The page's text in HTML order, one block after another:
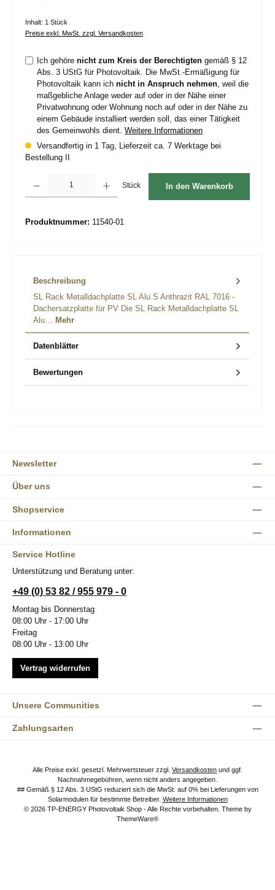
Inhalt: 1 Stück
Preise exkl. MwSt. zzgl. Versandkosten
Ich gehörenicht zum Kreis der Berechtigten gemäß § 12
Abs. 3 UStG für Photovoltaik. Die MwSt.-Ermäßigung für
Photovoltaik kann ichnicht in Anspruch nehmen , weil die
maßgebliche Anlage weder auf oder in der Nähe einer
Privatwohnung oder Wohnung noch auf oder in der Nähe zu
einem Gebäude installiert werden soll, das einer Tätigkeit
des Gemeinwohls dient.Weitere Informationen
Versandfertig in 1 Tag, Lieferzeit ca. 7 Werktage bei
Bestellung II
Stück In den Warenkorb
Produktnummer: 11540-01
Beschreibung
SL Rack Metalldachplatte SL Alu S Anthrazit RAL 7016 -
Dachersatzplatte für PV Die SL Rack Metalldachplatte SL
Alu… Mehr
Datenblätter
Bewertungen
Newsletter
Über uns
Shopservice
Informationen
Service Hotline
Unterstützung und Beratung unter:
+49 (0) 53 82 / 955 979 - 0
Montag bis Donnerstag
08:00 Uhr - 17:00 Uhr
Freitag
08:00 Uhr - 13:00 Uhr
Vertrag widerrufen
Unsere Communities
Zahlungsarten
Alle Preise exkl. gesetzl. Mehrwertsteuer zzgl. Versandkosten und ggf.
Nachnahmegebühren, wenn nicht anders angegeben.
## Gemäß § 12 Abs. 3 UStG reduziert sich die MwSt. auf 0% bei Lieferungen von
Solarmodulen für bestimmte Betreiber. Weitere Informationen
© 2026 TP-ENERGY Photovoltaik Shop - Alle Rechte vorbehalten. Theme by
ThemeWare®